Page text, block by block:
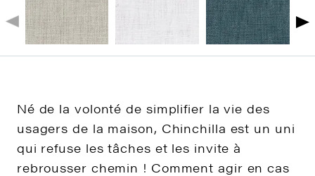
Né de la volonté de simplifier la vie des
usagers de la maison, Chinchilla est un uni
qui refuse les tâches et les invite à
rebrousser chemin ! Comment agir en cas